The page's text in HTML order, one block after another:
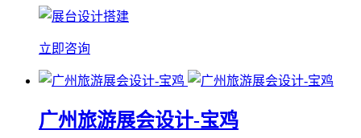
立即咨询
广州旅游展会设计-宝鸡